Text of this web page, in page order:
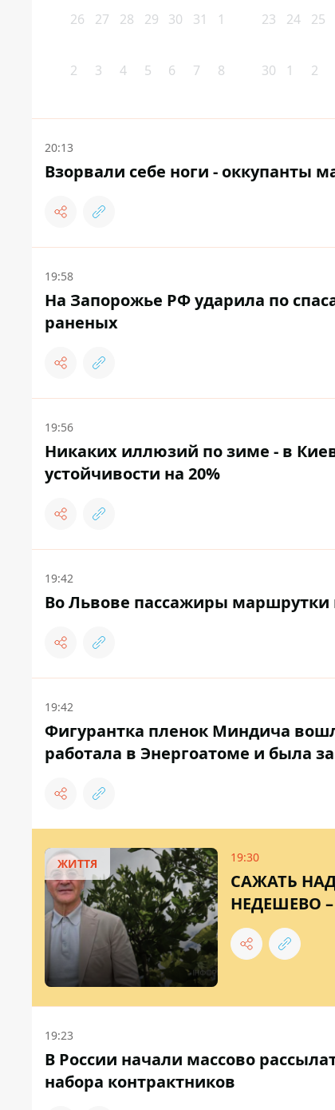
26 27 28 29 30 31 1
2 3 4 5 6 7 8
23 24 25
30 1 2
20:13
Взорвали себе ноги - оккупанты
19:58
На Запорожье РФ ударила по
раненых
19:56
Никаких иллюзий по зиме - в
устойчивости на 20%
19:42
Во Львове пассажиры маршрутки
19:42
Фигурантка пленок Миндича
работала в Энергоатоме и была
ЖИТТЯ 19:30
САЖАТЬ
НЕДЕШЕВО
19:23
В России начали массово
набора контрактников